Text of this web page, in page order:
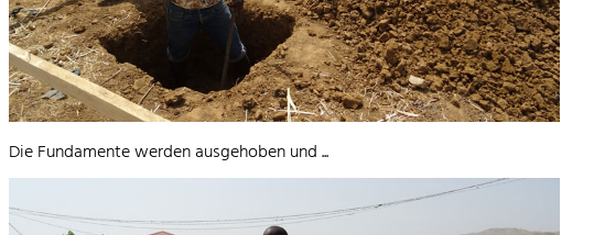
Die Fundamente werden ausgehoben und ...